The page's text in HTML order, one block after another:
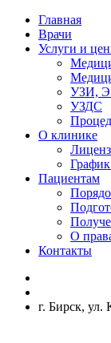
Главная
Врачи
Услуги и
УЗИ,
УЗДС
О клинике
Пациентам
О
Контакты
г. Бирск, ул.